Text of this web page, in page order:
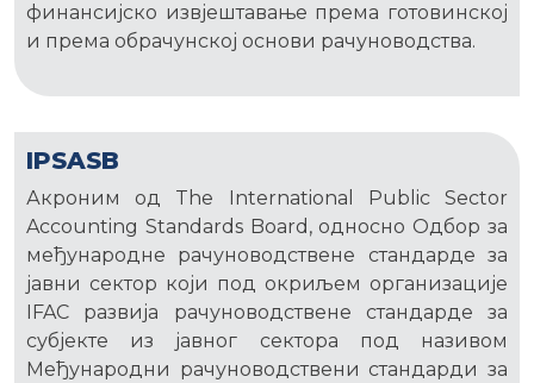
финансијско извјештавање према готовинској
и према обрачунској основи рачуноводства.
IPSASB
Акроним од The International Public Sector
Accounting Standards Board, односно Одбор за
међународне рачуноводствене стандарде за
јавни сектор који под окриљем организације
IFAC развија рачуноводствене стандарде за
субјекте из јавног сектора под називом
Међународни рачуноводствени стандарди за